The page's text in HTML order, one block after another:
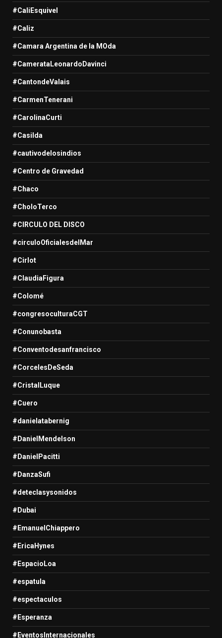
#CaliEsquivel
#Caliz
#Camara Argentina de la MOda
#CamerataLeonardoDavinci
#CantondeValais
#CarmenTenerani
#CarolinaCurti
#Casilda
#cautivodelosindios
#Centro de Gravedad
#Chaco
#CholoTerco
#CIRCULO DEL DISCO
#circuloOficialesdelMar
#Cirlot
#ClaudiaFigura
#Colomé
#congresoculturaCGT
#Conunobasta
#Conventodesanfrancisco
#CorcelesDeSeda
#CristalLuque
#Cuero
#danielatabernig
#DanielMendelson
#DanielPacitti
#DanzaSufi
#deteclasysonidos
#Dubai
#EmanuelChiappero
#EricaHynes
#EspacioLoa
#espatula
#espectaculos
#Esperanza
#EventosInternacionales